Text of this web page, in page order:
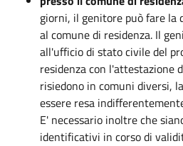
giorni, il genitore può fare la
al comune di residenza. Il
all'ufficio di stato civile del
residenza con l'attestazione
risiedono in comuni diversi,
essere resa
E' necessario inoltre che
identificativi in corso di